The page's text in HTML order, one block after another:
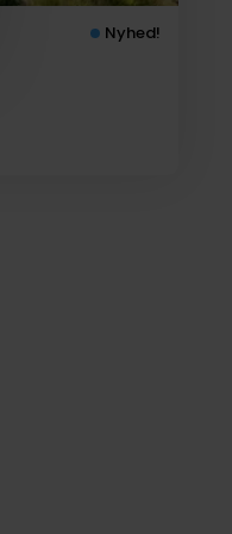
Nyhed!